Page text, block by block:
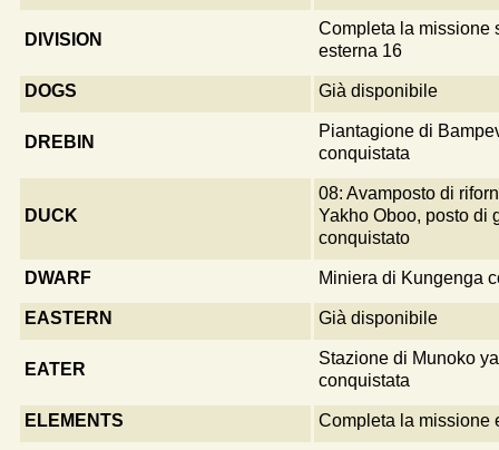
DIVISION
Completa la missione
esterna 16
DOGS Già disponibile
DREBIN
Piantagione di
conquistata
DUCK
08: Avamposto di
Yakho Oboo, posto di
conquistato
DWARF Miniera di Kungenga
EASTERN Già disponibile
EATER
Stazione di Munoko
conquistata
ELEMENTS Completa la missione